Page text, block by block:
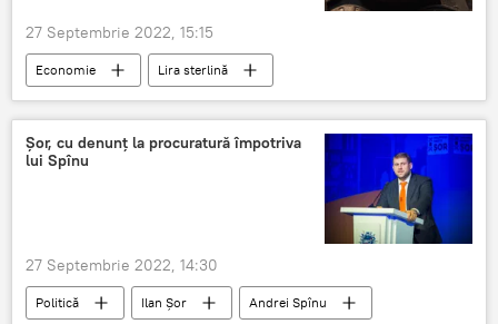
27 Septembrie 2022, 15:15
Economie
Lira sterlină
Marea Britanie
Șor, cu denunț la procuratură împotriva
lui Spînu
27 Septembrie 2022, 14:30
Politică Ilan Șor Andrei Spînu